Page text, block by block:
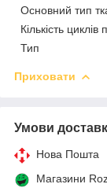
Основний тип
Кількість циклів
Тип
Приховати
Умови
Нова Пошта
Магазини